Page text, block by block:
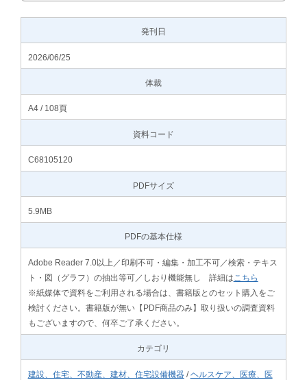
発刊日
2026/06/25
体裁
A4 / 108頁
資料コード
C68105120
PDFサイズ
5.9MB
PDFの基本仕様
Adobe Reader 7.0以上／印刷不可・編集・加工不可／検索・テキス
ト・図（グラフ）の抽出等可／しおり機能無し 詳細は こちら
※紙媒体で資料をご利用される場合は、書籍版とのセット購入をご
検討ください。書籍版が無い【PDF商品のみ】取り扱いの調査資料
もございますので、何卒ご了承ください。
カテゴリ
建設、住宅、不動産、建材、住宅設備機器/ヘルスケア、医療、医